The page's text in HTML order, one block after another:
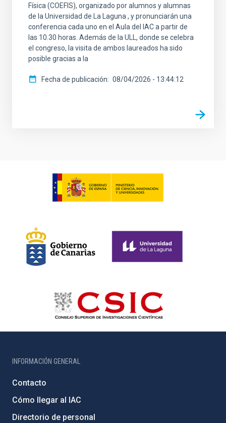
Física (COEFIS), organizado por alumnos y alumnas
de la Universidad de La Laguna , y pronunciarán una
conferencia cada uno en el Aula del IAC a partir de
las 10.30 horas. Además de la ULL, donde se celebra
el congreso, la visita de ambos laureados ha sido
posible gracias a la
Fecha de publicación 08/04/2026 - 13:44:12
INFORMACIÓN GENERAL
Contacto
Cómo llegar al IAC
Directorio de personal